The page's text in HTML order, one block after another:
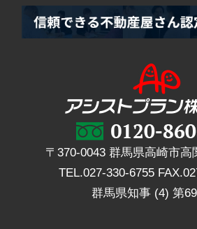
〒370-0043 群馬県高崎市高
TEL.027-330-6755 FAX.
群馬県知事 (4) 第